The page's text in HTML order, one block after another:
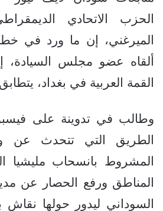
الحزب الاتحادي
الميرغني، إن ما ورد في
ألقاه عضو مجلس السيادة،
القمة العربية في بغداد،
وطالب في تدوينة على
الطريق التي تتحدث عن
المشروط بانسحاب مليشيا
المناطق ورفع الحصار عن
السوداني ليدور حولها